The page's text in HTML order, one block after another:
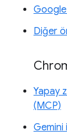
Google
Diğer
Yapay
(MCP)
Gemini